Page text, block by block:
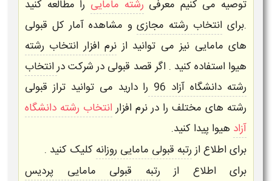
توصیه می کنیم معرفی رشته مامایی را مطالعه کنید
.برای انتخاب رشته مجازیو مشاهده آمار کل قبولی
های مامایی نیز می توانید از نرم افزار انتخاب رشته
هیوا استفاده کنید . اگر قصد قبولی در شرکت درانتخاب
رشته دانشگاه آزاد 96
را دارید می توانید تراز قبولی
رشته های مختلف را درنرم افزارانتخاب رشته دانشگاه
آزاد هیوا پیدا کنید.
برای اطلاع ازرتبه قبولی مامایی روزانه کلیک کنید .
برای اطلاع از رتبه قبولی مامایی پردیس